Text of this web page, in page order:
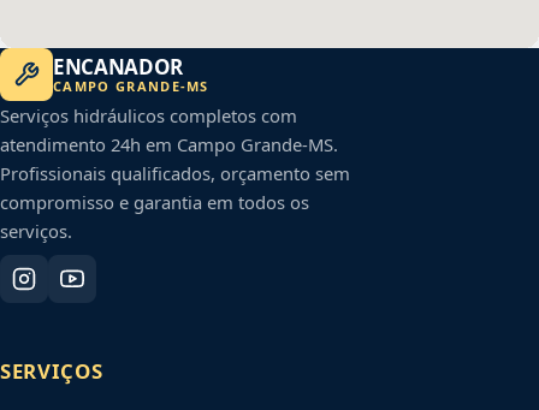
ENCANADOR
CAMPO GRANDE-MS
Serviços hidráulicos completos com
atendimento 24h em Campo Grande-MS.
Profissionais qualificados, orçamento sem
compromisso e garantia em todos os
serviços.
SERVIÇOS